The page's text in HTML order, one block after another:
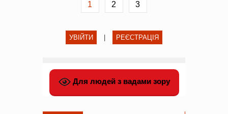
1 2 3
УВІЙТИ РЕЄСТРАЦІЯ
Для людей з вадами зору